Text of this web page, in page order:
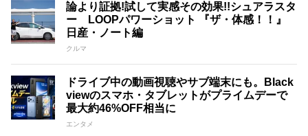
論より証拠!試して実感その効果!!シュアラスタ
ー LOOPパワーショット 『ザ・体感！！』
日産・ノート編
クルマ
ドライブ中の動画視聴やサブ端末にも。Black
viewのスマホ・タブレットがプライムデーで
最大約46%OFF相当に
エンタメ